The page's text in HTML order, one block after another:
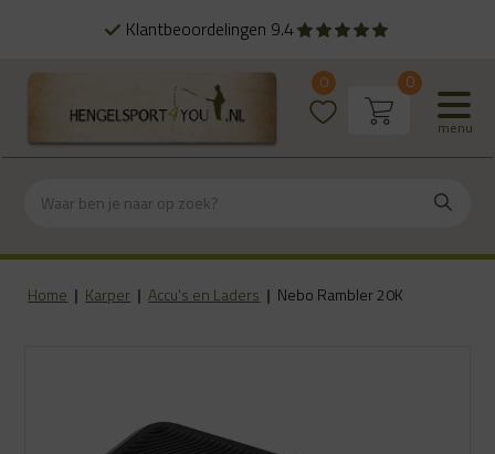
Alles uit eigen voorraad
menu
0 0
Home | Karper | Accu's en Laders | Nebo Rambler 20K